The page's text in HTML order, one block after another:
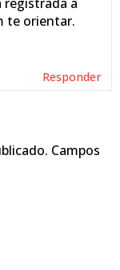
te orientar.
Responder
Campos